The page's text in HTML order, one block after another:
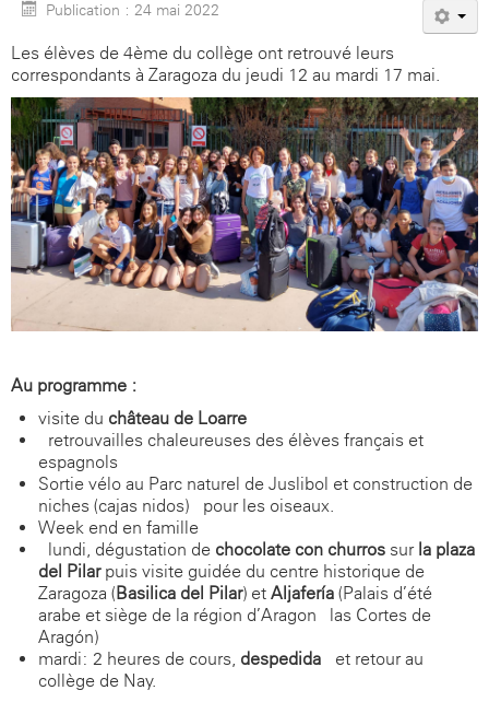
Publication : 24 mai 2022
Les élèves de 4ème du collège ont retrouvé leurs
correspondants à Zaragoza du jeudi 12 au mardi 17 mai.
Au programme :
visite du château de Loarre
retrouvailles chaleureuses des élèves français et
espagnols
Sortie vélo au Parc naturel de Juslibol et construction de
niches (cajas nidos) pour les oiseaux.
Week-end en famille
lundi, dégustation de chocolate con churros sur la plaza
del Pilarpuis visite guidée du centre historique de
Zaragoza (Basilica del Pilar) et Aljafería (Palais d’été
arabe et siège de la région d’Aragon -
las Cortes de
Aragón)
mardi: 2 heures de cours, despedida
et retour au
collège de Nay.